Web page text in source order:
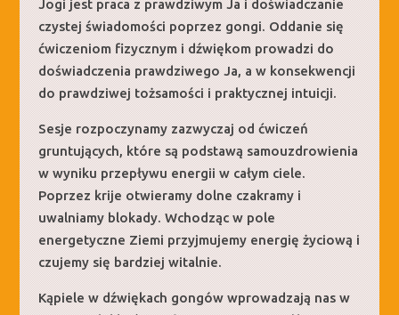
Jogi jest praca z prawdziwym Ja i doświadczanie
czystej świadomości poprzez gongi. Oddanie się
ćwiczeniom fizycznym i dźwiękom prowadzi do
doświadczenia prawdziwego Ja, a w konsekwencji
do prawdziwej tożsamości i praktycznej intuicji.
Sesje rozpoczynamy zazwyczaj od ćwiczeń
gruntujących, które są podstawą samouzdrowienia
w wyniku przepływu energii w całym ciele.
Poprzez krije otwieramy dolne czakramy i
uwalniamy blokady. Wchodząc w pole
energetyczne Ziemi przyjmujemy energię życiową i
czujemy się bardziej witalnie.
Kąpiele w dźwiękach gongów wprowadzają nas w